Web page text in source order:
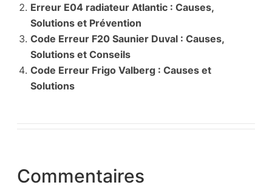
Erreur E04 radiateur Atlantic : Causes,
Solutions et Prévention
Code Erreur F20 Saunier Duval : Causes,
Solutions et Conseils
Code Erreur Frigo Valberg : Causes et
Solutions
Commentaires